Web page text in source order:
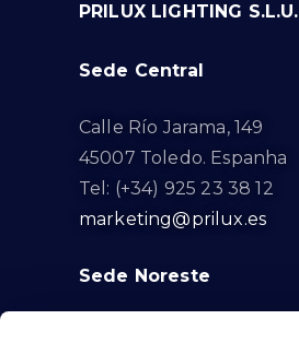
PRILUX LIGHTING S.L.U.
Sede Central
Calle Río Jarama, 149
45007 Toledo. Espanha
Tel: (+34) 925 23 38 12
marketing@prilux.es
Sede Noreste